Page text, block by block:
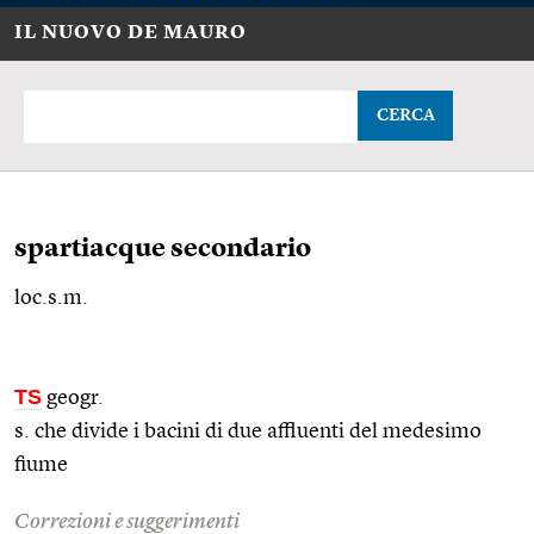
IL NUOVO DE MAURO
CERCA
spartiacque secondario
loc.s.m.
TS geogr.
s. che divide i bacini di due affluenti del medesimo
fiume
Correzioni e suggerimenti